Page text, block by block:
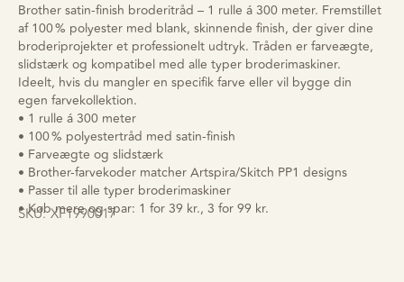
Brother satin-finish broderitråd – 1 rulle á 300 meter. Fremstillet
af 100 % polyester med blank, skinnende finish, der giver dine
broderiprojekter et professionelt udtryk. Tråden er farveægte,
slidstærk og kompatibel med alle typer broderimaskiner.
Ideelt, hvis du mangler en specifik farve eller vil bygge din
egen farvekollektion.
• 1 rulle á 300 meter
• 100 % polyestertråd med satin-finish
• Farveægte og slidstærk
• Brother-farvekoder matcher Artspira/Skitch PP1 designs
• Passer til alle typer broderimaskiner
• Køb mere og spar: 1 for 39 kr., 3 for 99 kr.
SKU: XF1990017